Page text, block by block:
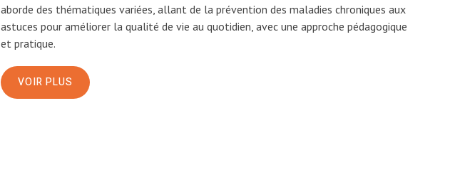
aborde des thématiques variées, allant de la prévention des maladies chroniques aux
astuces pour améliorer la qualité de vie au quotidien, avec une approche pédagogique
et pratique.
VOIR PLUS